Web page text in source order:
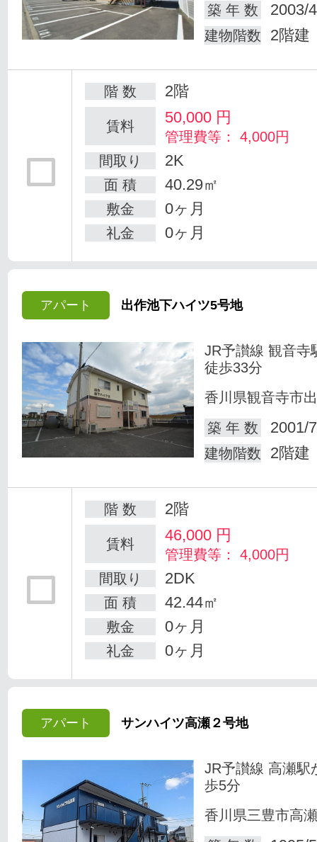
築 年 数
2003/
建物階数 2階建
階 数 2階
賃料 50,000 円
管理費等： 4,000円
間取り
2K
面 積 40.29㎡
敷金 0ヶ月
礼金 0ヶ月
アパート 出作池下ハイツ5号地
JR予讃線 観音寺
徒歩33分
香川県観音寺市
築 年 数
2001/
建物階数 2階建
階 数 2階
賃料 46,000 円
管理費等： 4,000円
間取り
2DK
面 積 42.44㎡
敷金 0ヶ月
礼金 0ヶ月
アパート サンハイツ高瀬２号地
JR予讃線 高瀬駅
歩5分
香川県三豊市高